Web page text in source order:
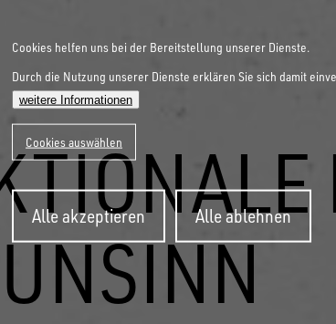
Cookies helfen uns bei der Bereitstellung unserer Dienste.
Durch die Nutzung unserer Dienste erklären Sie sich damit
weitere Informationen
Cookies auswählen
Alle akzeptieren
Zustimmung
zurückziehen
Alle ablehnen